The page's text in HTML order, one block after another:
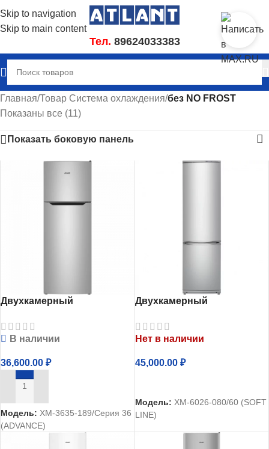
Skip to navigation
Skip to main content
Тел. 89624033383
Главная/Товар Система охлаждения/без NO FROST
Показаны все (11)
Показать боковую панель
Двухкамерный
ХМ-3635-189
В наличии
36,600.00 ₽
В КОРЗИНУ
Модель: ХМ-3635-189/Серия 36
(ADVANCE)
Двухкамерный
ХМ-6026-080
Нет в наличии
45,000.00 ₽
Модель: ХМ-6026-080/60 (SOFT
LINE)